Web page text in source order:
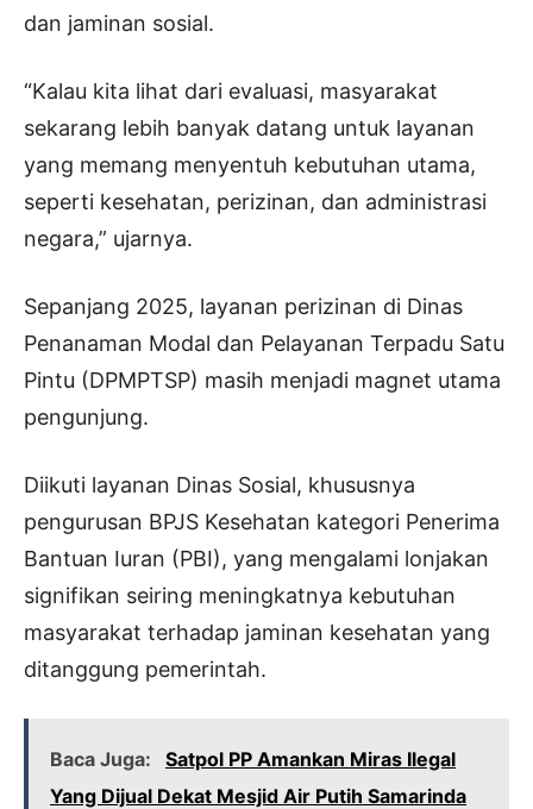
dan jaminan sosial.
“Kalau kita lihat dari evaluasi, masyarakat
sekarang lebih banyak datang untuk layanan
yang memang menyentuh kebutuhan utama,
seperti kesehatan, perizinan, dan administrasi
negara,” ujarnya.
Sepanjang 2025, layanan perizinan di Dinas
Penanaman Modal dan Pelayanan Terpadu Satu
Pintu (DPMPTSP) masih menjadi magnet utama
pengunjung.
Diikuti layanan Dinas Sosial, khususnya
pengurusan BPJS Kesehatan kategori Penerima
Bantuan Iuran (PBI), yang mengalami lonjakan
signifikan seiring meningkatnya kebutuhan
masyarakat terhadap jaminan kesehatan yang
ditanggung pemerintah.
Baca Juga:
Satpol PP Amankan Miras Ilegal
Yang Dijual Dekat Mesjid Air Putih Samarinda